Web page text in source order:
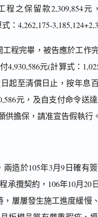
程之保留款2,309,854
：4,262,175-
程完畢，被告應於工作
4,930,586元(計算式：
起至清償日止，按年息
元，及自支付命令送
供擔保，請准宣告假執行。
造於105年3月9日確有
承攬契約，106年10月
，屢屢發生施工進度緩慢